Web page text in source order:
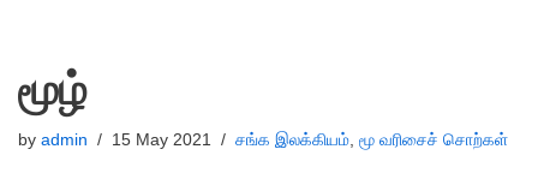
மூழ்
by admin 15 May 2021 சங்க இலக்கியம், மூ வரிசைச் சொற்கள்